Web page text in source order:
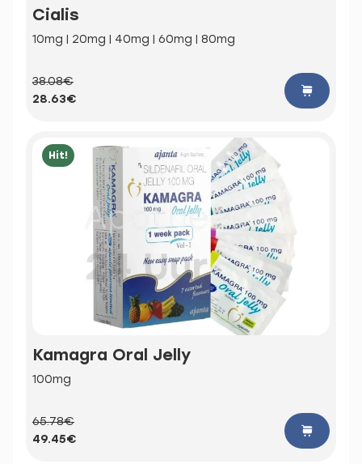
Cialis
10mg | 20mg | 40mg | 60mg | 80mg
38.08€
28.63€
Hit!
Kamagra Oral Jelly
100mg
65.78€
49.45€